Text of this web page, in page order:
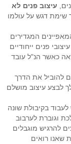
עיצוב פנים לא
שימת דגש על עולמו
המגדירים
פנים ייחודיים
כאשר הנ"ל עובד
להוביל את הדרך
לבצע עיצוב מושלם
לעבוד בקיבולת שונה
וגוברת לערבוב
להרגיש מוגבלים
שאנו רואים